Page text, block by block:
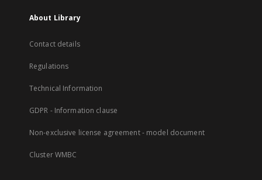
About Library
Contact details
Regulations
Technical Information
GDPR - Information clause
Non-exclusive license agreement - model document
Cluster WMBC